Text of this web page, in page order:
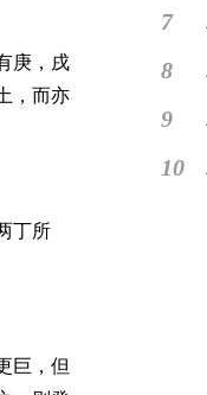
庚，戌
，而亦
丁所
巨，但
7
8
9
10